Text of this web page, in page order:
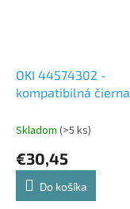
OKI 44574302 -
kompatibilná čierna
Skladom (>5 ks)
€30,45
Do košíka